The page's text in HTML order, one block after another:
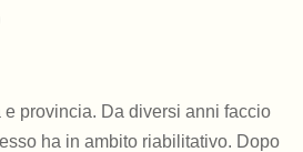
provincia. Da diversi anni faccio
ha in ambito riabilitativo. Dopo